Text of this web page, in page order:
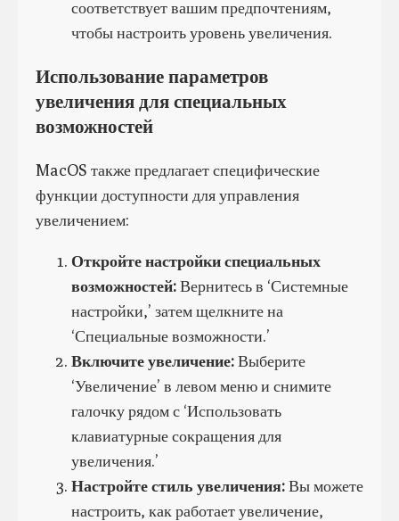
соответствует вашим предпочтениям,
чтобы настроить уровень увеличения.
Использование параметров
увеличения для специальных
возможностей
MacOS также предлагает специфические
функции доступности для управления
увеличением:
Откройте настройки специальных
возможностей:Вернитесь в ‘Системные
настройки,’ затем щелкните на
‘Специальные возможности.’
Включите увеличение:Выберите
‘Увеличение’ в левом меню и снимите
галочку рядом с ‘Использовать
клавиатурные сокращения для
увеличения.’
Настройте стиль увеличения:Вы можете
настроить, как работает увеличение,